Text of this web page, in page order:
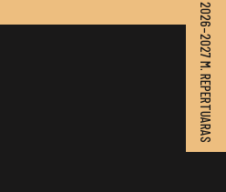
2026–2027 M. REPERTUARAS